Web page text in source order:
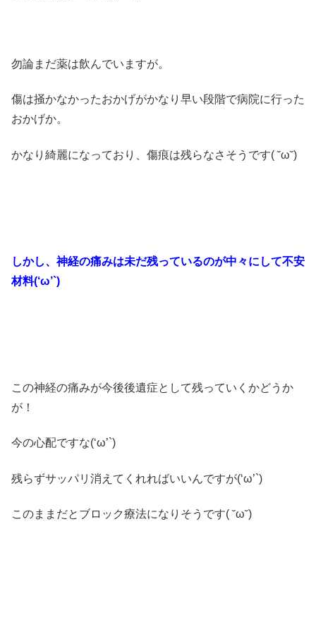
勿論まだ薬は飲んでいますが。
傷は掻かなかったおかげがかなり早い段階で病院に行った
おかげか。
かなり綺麗になっており、傷痕は残らなさそうです( ˘ω˘)
しかし、神経の痛みは未だ残っているのが中々にして不安
材料(‘ω’`)
この神経の痛みが今後後遺症として残っていくかどうか
が！
今の心配ですな(‘ω’`)
残らずサッパリ消えてくれればいいんですが(‘ω’`)
このままだとブロック療法になりそうです( ˘ω˘)